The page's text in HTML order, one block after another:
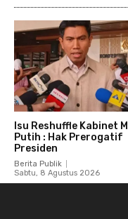
Isu Reshuffle Kabinet
Putih : Hak Prerogatif
Presiden
Berita Publik
Sabtu, 8 Agustus 2026